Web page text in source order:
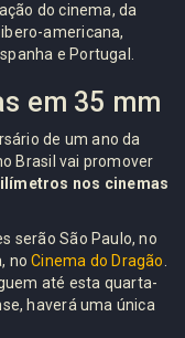
do cinema, da
americana,
e Portugal.
em 35 mm
de um ano da
Brasil vai promover
nos cinemas
serão São Paulo, no
noCinema do Dragão
até esta quarta-
haverá uma única